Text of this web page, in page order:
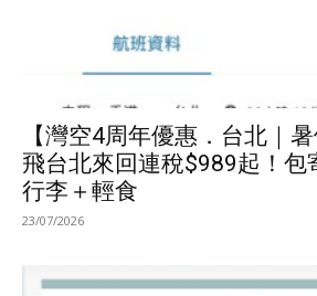
【灣空4周年優惠．台北｜
飛台北來回連稅$989起！包
行李＋輕食
23/07/2026